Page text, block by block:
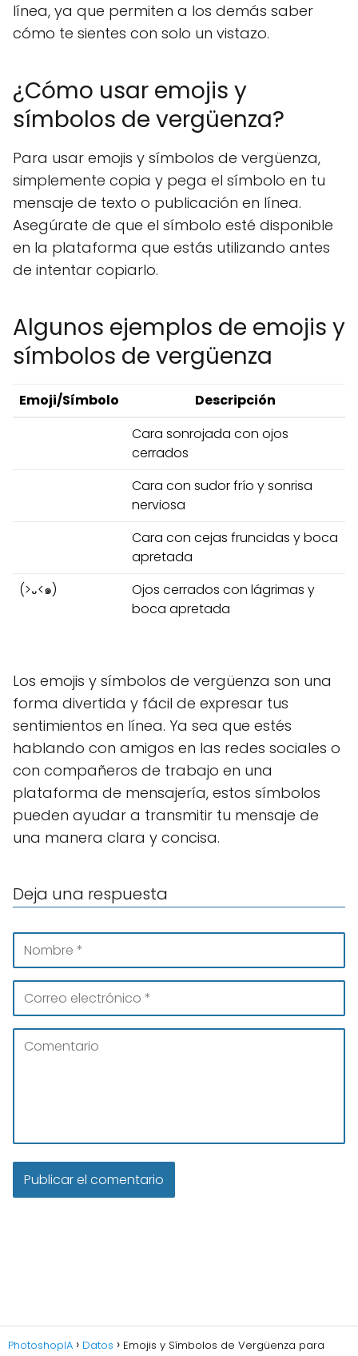
línea, ya que permiten a los demás saber
cómo te sientes con solo un vistazo.
¿Cómo usar emojis y
símbolos de vergüenza?
Para usar emojis y símbolos de vergüenza,
simplemente copia y pega el símbolo en tu
mensaje de texto o publicación en línea.
Asegúrate de que el símbolo esté disponible
en la plataforma que estás utilizando antes
de intentar copiarlo.
Algunos ejemplos de emojis y
símbolos de vergüenza
Emoji/Símbolo
Descripción
Cara sonrojada con ojos
cerrados
Cara con sudor frío y sonrisa
nerviosa
Cara con cejas fruncidas y boca
apretada
(>᎑<๑)
Ojos cerrados con lágrimas y
boca apretada
Los emojis y símbolos de vergüenza son una
forma divertida y fácil de expresar tus
sentimientos en línea. Ya sea que estés
hablando con amigos en las redes sociales o
con compañeros de trabajo en una
plataforma de mensajería, estos símbolos
pueden ayudar a transmitir tu mensaje de
una manera clara y concisa.
Deja una respuesta
PhotoshopIA Datos Emojis y Símbolos de Vergüenza para